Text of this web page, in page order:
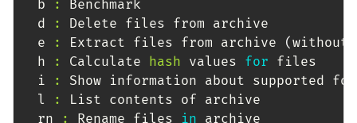
  b
:
Benchmark
  d
:
Delete files from archive
  e
: Extract files from archive (without
  h
: Calculate hash values for files
  i
:
Show information about supported
  l
:
List contents of archive
  rn
: Rename files in archive